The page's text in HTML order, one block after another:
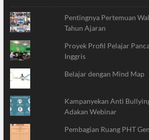
Pentingnya Pertemuan
Tahun Ajaran
Proyek Profil Pelajar
Inggris
Belajar dengan Mind Map
Kampanyekan Anti
Adakan Webinar
Pembagian Ruang PHT